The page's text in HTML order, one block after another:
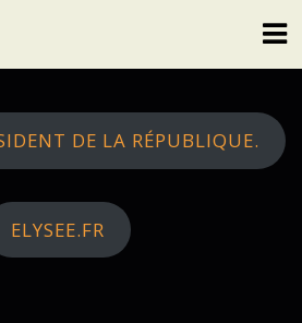
DE LA RÉPUBLIQUE.
ELYSEE.FR